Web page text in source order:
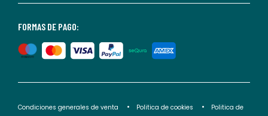
nuestra
de
privacidad</2>.
FORMAS DE PAGO:
Condiciones generales de venta Politica de cookies
Politica de